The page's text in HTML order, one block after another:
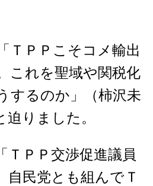
ＰＰこそコメ輸出
これを聖域や関税化
するのか」（柿沢未
りました。
ＰＰ交渉促進議員
自民党とも組んでＴ